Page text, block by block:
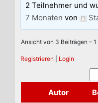
2 Teilnehmer und
7 Monaten von
Ansicht von 3 Beiträgen –
Registrieren Login
Autor